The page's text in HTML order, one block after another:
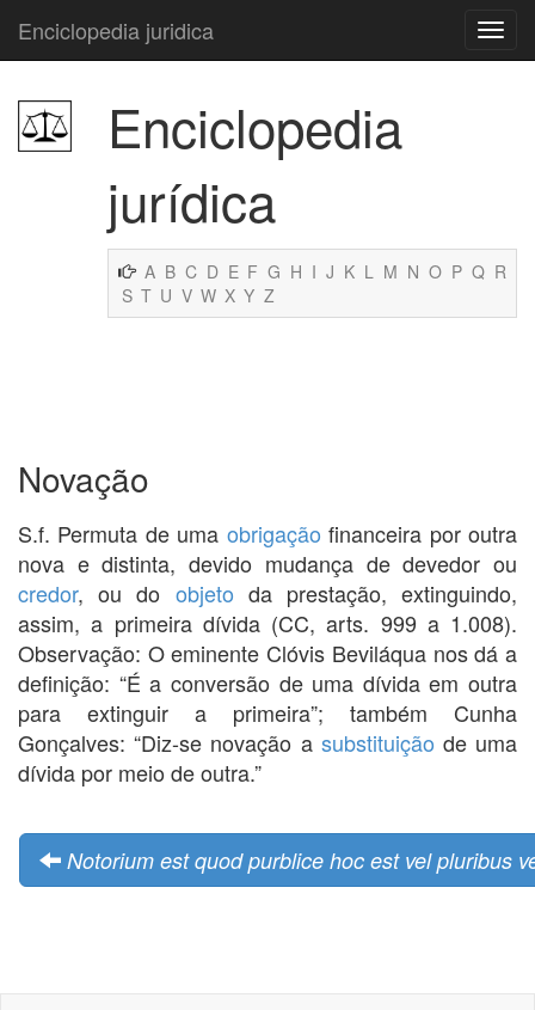
Enciclopedia juridica
Enciclopedia
jurídica
A B C D E F G H I J K L M N O P Q R
S T U V W X Y Z
Novação
S.f. Permuta de uma obrigação financeira por outra
nova e distinta, devido mudança de devedor ou
credor, ou do objeto da prestação, extinguindo,
assim, a primeira dívida (CC, arts. 999 a 1.008).
Observação: O eminente Clóvis Beviláqua nos dá a
definição: “É a conversão de uma dívida em outra
para extinguir a primeira”; também Cunha
Gonçalves: “Diz-se novação a substituição de uma
dívida por meio de outra.”
Notorium est quod purblice hoc est vel pluribus